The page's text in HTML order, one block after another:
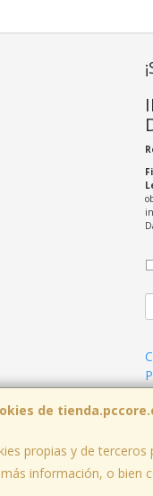
de
propias y de
información, o bien
Córdoba, España. - C.I.F.: